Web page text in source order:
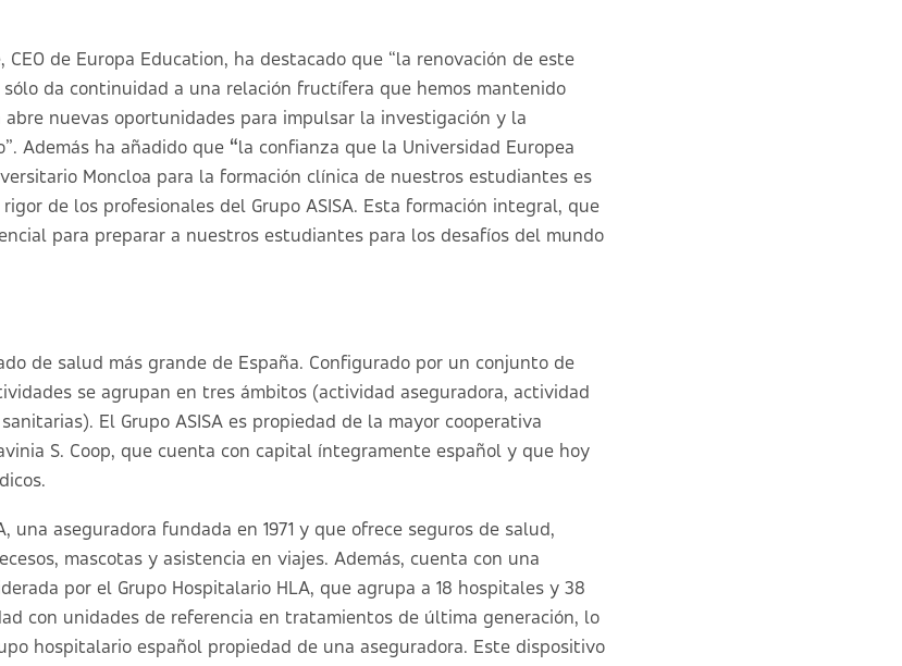
de Europa Education, ha destacado que “la renovación de este
sólo da continuidad a una relación fructífera que hemos mantenido
nuevas oportunidades para impulsar la investigación y la
Además ha añadido que “la confianza que la Universidad Europea
Moncloa para la formación clínica de nuestros estudiantes es
de los profesionales del Grupo ASISA. Esta formación integral, que
para preparar a nuestros estudiantes para los desafíos del mundo
de salud más grande de España. Configurado por un conjunto de
se agrupan en tres ámbitos (actividad aseguradora, actividad
El Grupo ASISA es propiedad de la mayor cooperativa
S. Coop, que cuenta con capital íntegramente español y que hoy
una aseguradora fundada en 1971 y que ofrece seguros de salud,
mascotas y asistencia en viajes. Además, cuenta con una
por el Grupo Hospitalario HLA, que agrupa a 18 hospitales y 38
con unidades de referencia en tratamientos de última generación, lo
hospitalario español propiedad de una aseguradora. Este dispositivo